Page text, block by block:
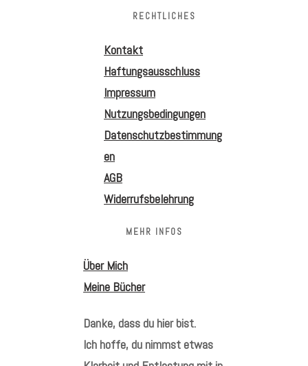
RECHTLICHES
Kontakt
Haftungsausschluss
Impressum
Nutzungsbedingungen
Datenschutzbestimmung
en
AGB
Widerrufsbelehrung
MEHR INFOS
Über Mich
Meine Bücher
Danke, dass du hier bist.
Ich hoffe, du nimmst etwas